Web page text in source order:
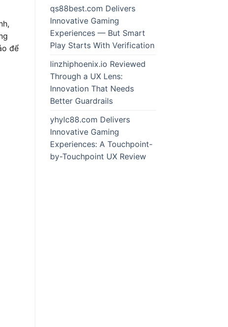
để
qs88best.com Delivers
Innovative Gaming
Experiences — But Smart
Play Starts With Verification
linzhiphoenix.io Reviewed
Through a UX Lens:
Innovation That Needs
Better Guardrails
yhylc88.com Delivers
Innovative Gaming
Experiences: A Touchpoint-
by-Touchpoint UX Review